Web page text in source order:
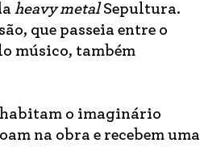
heavy metalSepultura.
que passeia entre o
músico, também
habitam o imaginário
na obra e recebem uma